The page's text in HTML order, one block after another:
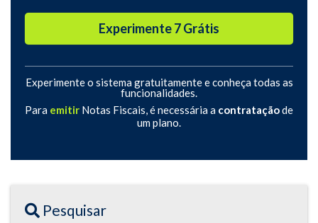
Experimente 7 Grátis
Experimente o sistema gratuitamente e conheça todas as
funcionalidades.
Para emitir Notas Fiscais, é necessária a contrataçãode
um plano.
Pesquisar